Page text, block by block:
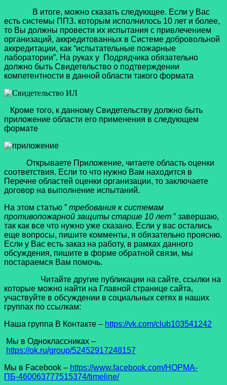
В итоге, можно сказать следующее. Если у Вас
есть системы ППЗ. которым исполнилось 10 лет и более,
то Вы должны провести их испытания с привлечением
организаций, аккредитованных в Системе добровольной
аккредитации, как “испытательные пожарные
лаборатории”. На руках у Подрядчика обязательно
должно быть Свидетельство о подтверждении
компетентности в данной области такого формата
Кроме того, к данному Свидетельству должно быть
приложение области его применения в следующем
формате
Открываете Приложение, читаете область оценки
соответствия. Если то что нужно Вам находится в
Перечне областей оценки организации, то заключаете
договор на выполнение испытаний.
На этом статью ” требования к системам
противопожарной защиты старше 10 лет ” завершаю,
так как все что нужно уже сказано. Если у вас остались
еще вопросы, пишите комменты, я обязательно проясню.
Если у Вас есть заказ на работу, в рамках данного
обсуждения, пишите в форме обратной связи, мы
постараемся Вам помочь.
Читайте другие публикации на сайте, ссылки на
которые можно найти на Главной странице сайта,
участвуйте в обсуждении в социальных сетях в наших
группах по ссылкам:
Наша группа В Контакте – https://vk.com/club103541242
Мы в Одноклассниках –
https://ok.ru/group/52452917248157
Мы в Facеbook – https://www.facebook.com/НОРМА-
ПБ-460063777515374/timeline/